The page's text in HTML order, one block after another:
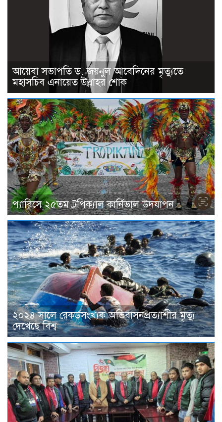
আয়েবা সভাপতি ড. জয়নুল আবেদিনের মৃত্যুতে
মহাসচিব এনায়েত উল্লাহর শোক
প্যারিসে ২৫তম ট্রপিক্যাল কার্নিভাল উদযাপন
২০২৪ সালে রেকর্ডসংখ্যক অভিবাসনপ্রত্যাশীর মৃত্যু
দেখেছে বিশ্ব